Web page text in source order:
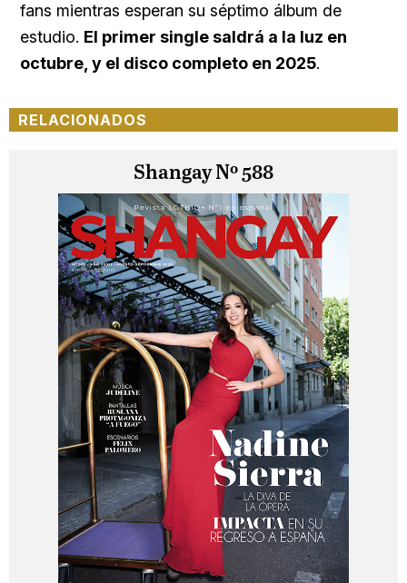
fans mientras esperan su séptimo álbum de
estudio. El primer single saldrá a la luz en
octubre, y el disco completo en 2025.
RELACIONADOS
Shangay Nº 588